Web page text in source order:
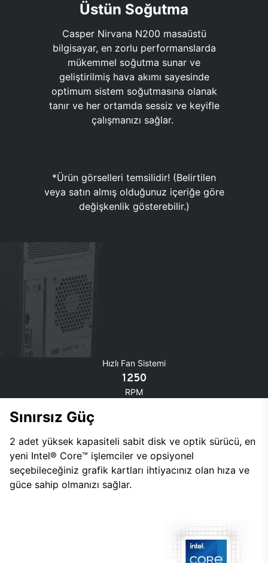
Üstün Soğutma
Casper Nirvana N200 masaüstü
bilgisayar, en zorlu performanslarda
mükemmel soğutma sunar ve
geliştirilmiş hava akımı sayesinde
optimum sistem soğutmasına olanak
tanır ve her ortamda sessiz ve keyifle
çalışmanızı sağlar.
*Ürün görselleri temsilidir! (Belirtilen
veya satın almış olduğunuz içeriğe göre
değişkenlik gösterebilir.)
Hızlı Fan Sistemi
1250
RPM
Sınırsız Güç
2 adet yüksek kapasiteli sabit disk ve optik sürücü, en
yeni Intel® Core™ işlemciler ve opsiyonel
seçebileceğiniz grafik kartları ihtiyacınız olan hıza ve
güce sahip olmanızı sağlar.